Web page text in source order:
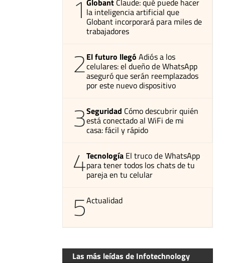
1 Globant Claude: qué puede hacer
la inteligencia artificial que
Globant incorporará para miles de
trabajadores
2El futuro llegó Adiós a los
celulares: el dueño de WhatsApp
aseguró que serán reemplazados
por este nuevo dispositivo
3Seguridad Cómo descubrir quién
está conectado al WiFi de mi
casa: fácil y rápido
4Tecnología El truco de WhatsApp
para tener todos los chats de tu
pareja en tu celular
5Actualidad
Las más leídas de Infotechnology